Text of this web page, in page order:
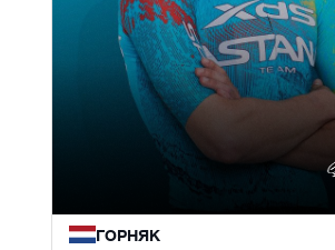
ГОРНЯК